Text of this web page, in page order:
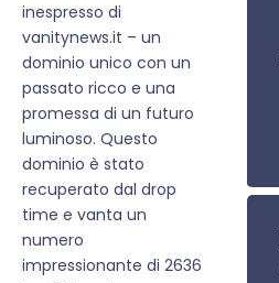
inespresso di
vanitynews.it – un
dominio unico con un
passato ricco e una
promessa di un futuro
luminoso. Questo
dominio è stato
recuperato dal drop
time e vanta un
numero
impressionante di 2636